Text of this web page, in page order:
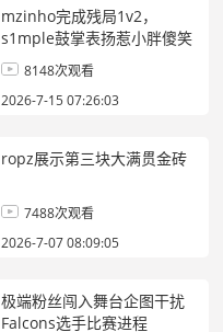
mzinho完成残局1v2，
s1mple鼓掌表扬惹小胖傻笑
8148次观看
2026-7-15 07:26:03
ropz展示第三块大满贯金砖
7488次观看
2026-7-07 08:09:05
极端粉丝闯入舞台企图干扰
Falcons选手比赛进程